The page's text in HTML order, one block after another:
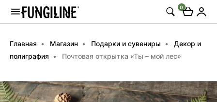
0
Главная Магазин Подарки и сувениры
Декор и
полиграфия
Почтовая открытка «Ты – мой лес»